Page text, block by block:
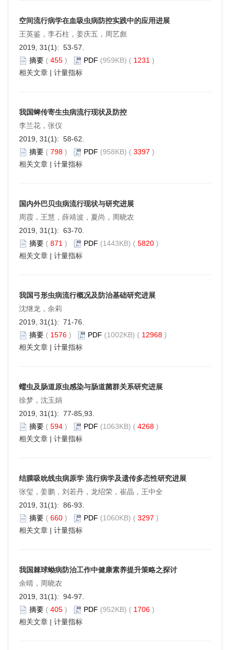
空间流行病学在血吸虫病防控实践中的应用进展
王英鉴，李石柱，姜庆五，周艺彪
2019, 31(1): 53-57.
摘要 ( 455 ) PDF (959KB) ( 1231 )
相关文章 | 计量指标
我国蜱传寄生虫病流行现状及防控
李兰花，张仪
2019, 31(1): 58-62.
摘要 ( 798 ) PDF (958KB) ( 3397 )
相关文章 | 计量指标
国内外巴贝虫病流行现状与研究进展
周霞，王慧，薛靖波，夏尚，周晓农
2019, 31(1): 63-70.
摘要 ( 871 ) PDF (1443KB) ( 5820 )
相关文章 | 计量指标
我国弓形虫病流行概况及防治基础研究进展
沈继龙，余莉
2019, 31(1): 71-76.
摘要 ( 1576 ) PDF (1002KB) ( 12968 )
相关文章 | 计量指标
蠕虫及肠道原虫感染与肠道菌群关系研究进展
徐梦，沈玉娟
2019, 31(1): 77-85,93.
摘要 ( 594 ) PDF (1063KB) ( 4268 )
相关文章 | 计量指标
结膜吸吮线虫病原学 流行病学及遗传多态性研究进展
张玺，姜鹏，刘若丹，龙绍荣，崔晶，王中全
2019, 31(1): 86-93.
摘要 ( 660 ) PDF (1060KB) ( 3297 )
相关文章 | 计量指标
我国棘球蚴病防治工作中健康素养提升策略之探讨
余晴，周晓农
2019, 31(1): 94-97.
摘要 ( 405 ) PDF (952KB) ( 1706 )
相关文章 | 计量指标